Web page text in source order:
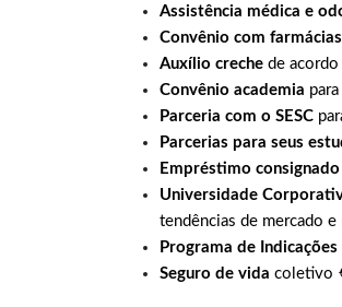
Assistência médica e
Convênio com farmácias
Auxílio creche de
Convênio academia
Parceria com o SESC
Parcerias para seus
Empréstimo consignado
Universidade
tendências de mercado
Programa de Indicações
Seguro de vida coletivo